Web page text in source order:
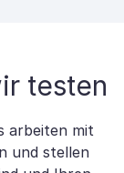
testen
arbeiten mit
und stellen